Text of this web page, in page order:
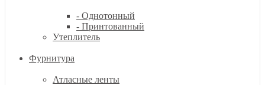
- Однотонный
- Принтованный
Утеплитель
Фурнитура
Атласные ленты